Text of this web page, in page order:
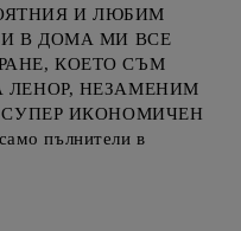
И ЛЮБИМ
В ДОМА МИ ВСЕ
КОЕТО СЪМ
ЛЕНОР, НЕЗАМЕНИМ
ИКОНОМИЧЕН
пълнители в